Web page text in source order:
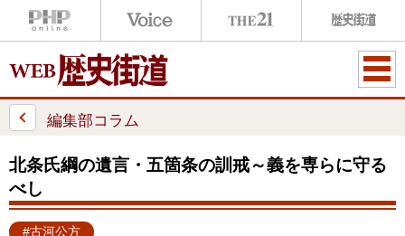
ME
編集部コラム
北条氏綱の遺言・五箇条の訓戒～義を専らに守る
べし
#古河公方